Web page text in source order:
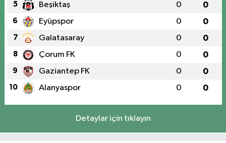
5 Beşiktaş 0 0
6 Eyüpspor 0 0
7 Galatasaray 0 0
8 Çorum FK 0 0
9 Gaziantep FK 0 0
10 Alanyaspor 0 0
Detaylar için tıklayın